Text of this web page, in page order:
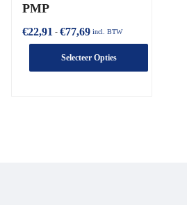
PMP
€22,91 - €77,69 incl. BTW
Selecteer Opties